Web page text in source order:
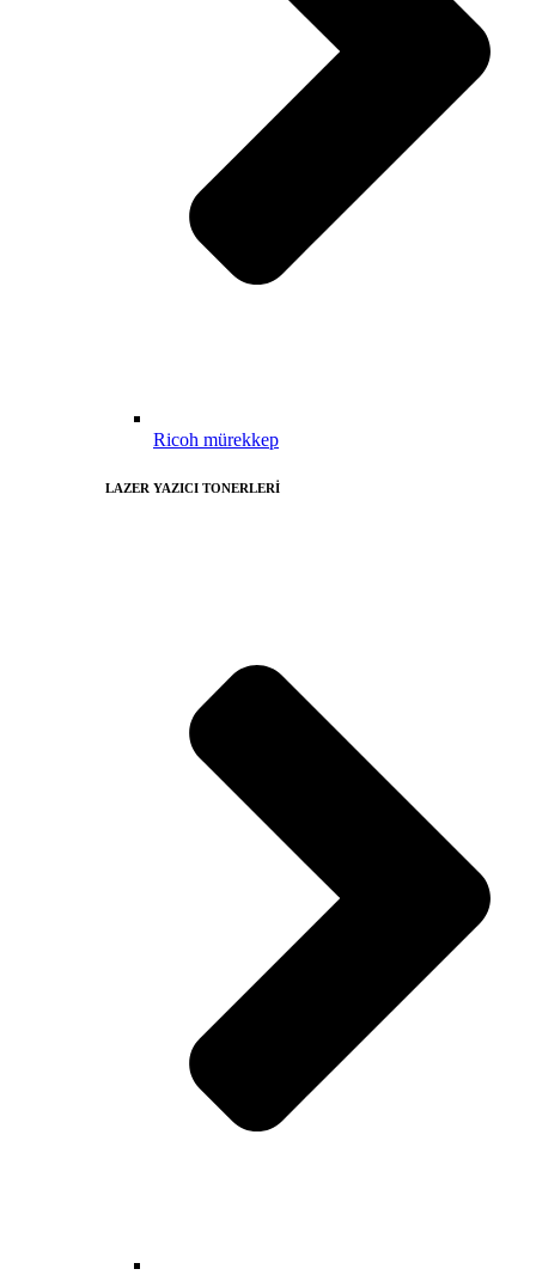
Ricoh mürekkep
LAZER YAZICI TONERLERİ